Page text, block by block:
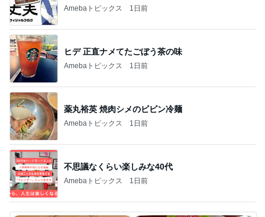
Amebaトピックス 1日前
ヒデ 正直ナメてたごぼう茶の味
Amebaトピックス 1日前
薬丸裕英 焼肉シメのビビン冷麺
Amebaトピックス 1日前
不思議なくらい楽しみな40代
Amebaトピックス 1日前